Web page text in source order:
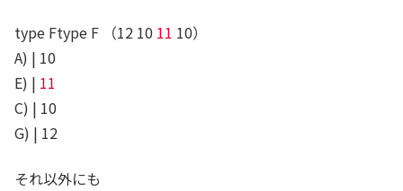
type Ftype F （12 10 11 10）
A) | 10
E) | ​ 11
C) | 10
G) | 12
それ以外にも